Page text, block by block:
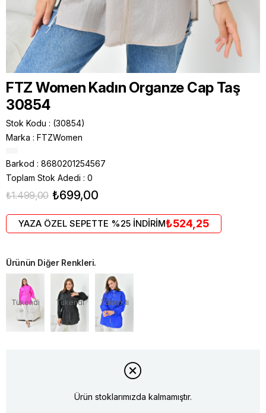
FTZ Women Kadın Organze Cap Taş
30854
Stok Kodu
(30854)
Marka : FTZWomen
Barkod : 8680201254567
Toplam Stok Adedi : 0
₺1.499,00 ₺699,00
YAZA ÖZEL SEPETTE %25 İNDİRİM₺524,25
Ürünün Diğer Renkleri.
Tükendi Tükendi Tükendi
Ürün stoklarımızda kalmamıştır.